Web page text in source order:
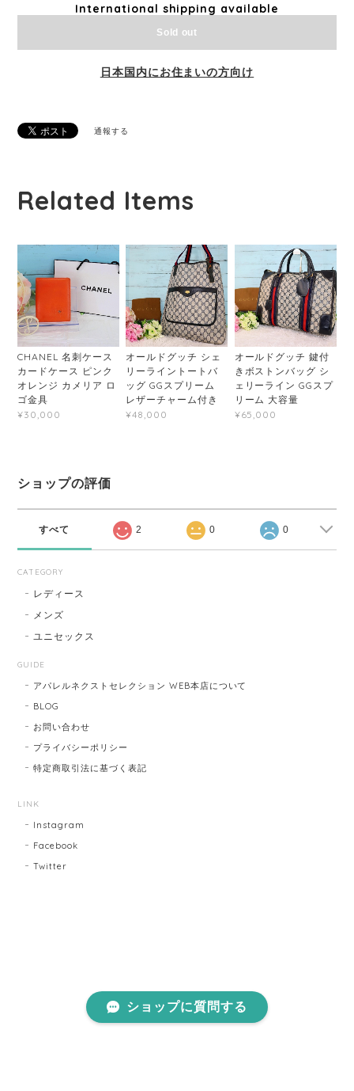
International shipping available
Sold out
日本国内にお住まいの方向け
通報する
Related Items
CHANEL 名刺ケース
カードケース ピンク
オレンジ カメリア ロ
ゴ金具
¥30,000
オールドグッチ シェ
リーライントートバ
ッグ GGスプリーム
レザーチャーム付き
¥48,000
オールドグッチ 鍵付
きボストンバッグ シ
ェリーライン GGスプ
リーム 大容量
¥65,000
ショップの評価
すべて 2 0 0
CATEGORY
レディース
メンズ
ユニセックス
GUIDE
アパレルネクストセレクション WEB本店について
BLOG
お問い合わせ
プライバシーポリシー
特定商取引法に基づく表記
LINK
Instagram
Facebook
Twitter
ショップに質問する